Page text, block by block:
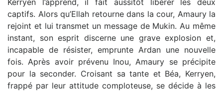
Kerryen l’apprend, il fait aussitôt libérer les deux
captifs. Alors qu’Ellah retourne dans la cour, Amaury la
rejoint et lui transmet un message de Mukin. Au même
instant, son esprit discerne une grave explosion et,
incapable de résister, emprunte Ardan une nouvelle
fois. Après avoir prévenu Inou, Amaury se précipite
pour la seconder. Croisant sa tante et Béa, Kerryen,
frappé par leur attitude comploteuse, se décide à les